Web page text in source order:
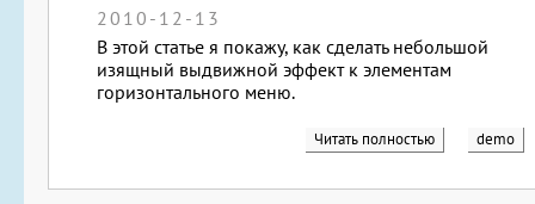
2010-12-13
В этой статье я покажу, как сделать небольшой
изящный выдвижной эффект к элементам
горизонтального меню.
demo
Читать полностью